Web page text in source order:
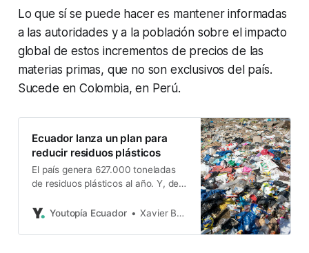
Lo que sí se puede hacer es mantener informadas
a las autoridades y a la población sobre el impacto
global de estos incrementos de precios de las
materias primas, que no son exclusivos del país.
Sucede en Colombia, en Perú.
Ecuador lanza un plan para
reducir residuos plásticos
El país genera 627.000 toneladas
de residuos plásticos al año. Y, de
millones de toneladas en 2040.
Youtopía Ecuador Xavier Basantes